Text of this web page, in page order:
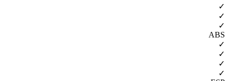
✓
✓
✓
ABS
✓
✓
✓
✓